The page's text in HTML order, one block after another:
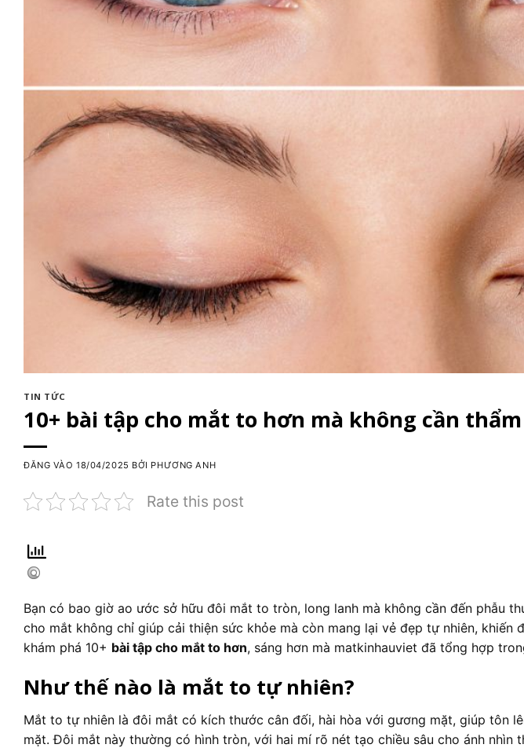
TIN TỨC
10+ bài tập cho mắt to hơn mà không cần
ĐĂNG VÀO18/04/2025 BỞI PHƯƠNG ANH
Rate this post
Bạn có bao giờ ao ước sở hữu đôi mắt to tròn, long lanh mà không cần đến phẫu
cho mắt không chỉ giúp cải thiện sức khỏe mà còn mang lại vẻ đẹp tự nhiên, khiến
khám phá 10+ bài tập cho mắt to hơn, sáng hơn mà matkinhauviet đã tổng hợp
Như thế nào là mắt to tự nhiên?
Mắt to tự nhiên là đôi mắt có kích thước cân đối, hài hòa với gương mặt, giúp tôn
mặt. Đôi mắt này thường có hình tròn, với hai mí rõ nét tạo chiều sâu cho ánh nhìn